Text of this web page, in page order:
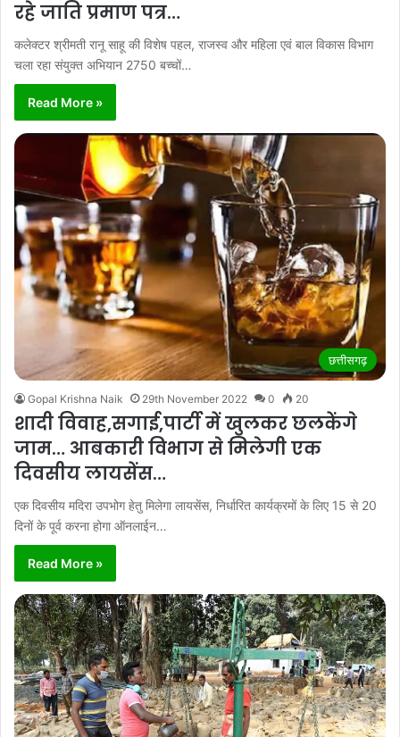
रहे जाति प्रमाण पत्र…
कलेक्टर श्रीमती रानू साहू की विशेष पहल, राजस्व और महिला एवं बाल विकास विभाग
चला रहा संयुक्त अभियान 2750 बच्चों…
Read More »
छत्तीसगढ़
Gopal Krishna Naik 29th November 2022 0 20
शादी विवाह,सगाई,पार्टी में खुलकर छलकेंगे
जाम… आबकारी विभाग से मिलेगी एक
दिवसीय लायसेंस…
एक दिवसीय मदिरा उपभोग हेतु मिलेगा लायसेंस, निर्धारित कार्यक्रमों के लिए 15 से 20
दिनों के पूर्व करना होगा ऑनलाईन…
Read More »